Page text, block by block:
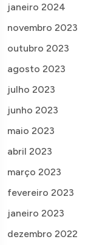
janeiro 2024
novembro 2023
outubro 2023
agosto 2023
julho 2023
junho 2023
maio 2023
abril 2023
março 2023
fevereiro 2023
janeiro 2023
dezembro 2022